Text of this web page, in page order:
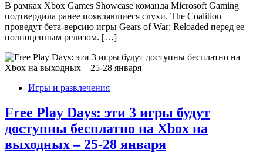
В рамках Xbox Games Showcase команда Microsoft Gaming
подтвердила ранее появлявшиеся слухи. The Coalition
проведут бета-версию игры Gears of War: Reloaded перед ее
полноценным релизом. […]
Игры и развлечения
Free Play Days: эти 3 игры будут
доступны бесплатно на Xbox на
выходных – 25-28 января